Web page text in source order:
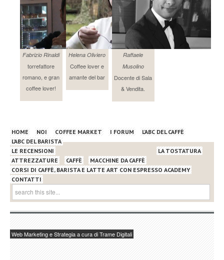
Fabrizio Rinaldi
torrefattore
romano, e gran
coffee lover!
Helena Oliviero
Coffee lover e
amante del bar
Raffaele
Musolino
Docente di Sala
& Vendita.
HOME NOI COFFEE MARKET I FORUM
L’ABC DEL CAFFÈ
L’ABC DEL BARISTA
LE RECENSIONI
ATTREZZATURE
CAFFÈ MACCHINE DA CAFFÈ
LA TOSTATURA
CORSI DI CAFFÈ, BARISTA E LATTE ART CON ESPRESSO ACADEMY
CONTATTI
Web Marketing e Strategia a cura di Trame Digitali